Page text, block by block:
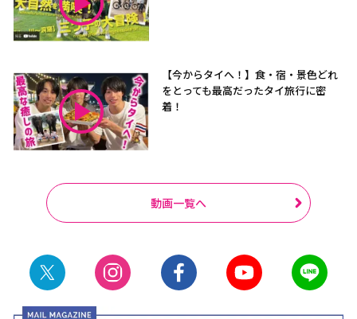
【今からタイへ！】食・宿・景色どれ
をとっても最高だったタイ旅行に密
着！
動画一覧へ